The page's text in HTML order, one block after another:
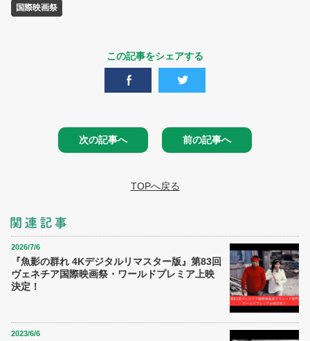
国際映画祭
この記事をシェアする
次の記事へ 前の記事へ
TOPへ戻る
2026/7/6
『魚影の群れ 4Kデジタルリマスター版』第83回
ヴェネチア国際映画祭・ワールドプレミア上映
決定！
2023/6/6